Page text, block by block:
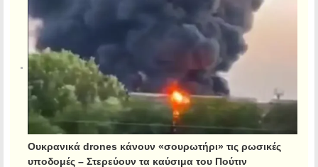
Ουκρανικά drones κάνουν «σουρωτήρι» τις ρωσικές
υποδομές – Στερεύουν τα καύσιμα του Πούτιν